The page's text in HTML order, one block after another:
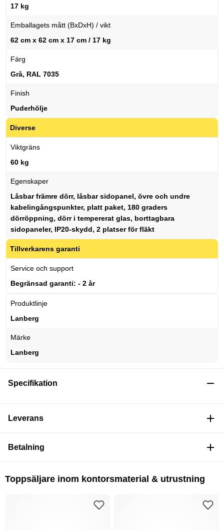
17 kg
Emballagets mått (BxDxH) / vikt
62 cm x 62 cm x 17 cm / 17 kg
Färg
Grå, RAL 7035
Finish
Puderhölje
Diverse
Viktgräns
60 kg
Egenskaper
Låsbar främre dörr, låsbar sidopanel, övre och undre
kabelingångspunkter, platt paket, 180 graders
dörröppning, dörr i tempererat glas, borttagbara
sidopaneler, IP20-skydd, 2 platser för fläkt
Tillverkarens garanti
Service och support
Begränsad garanti: - 2 år
Produktlinje
Lanberg
Märke
Lanberg
Specifikation
Leverans
Betalning
Toppsäljare inom kontorsmaterial & utrustning